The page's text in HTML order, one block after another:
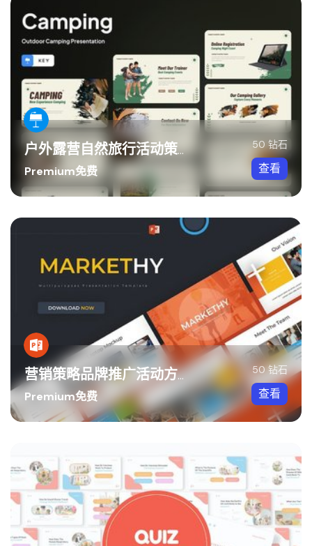
户外露营自然旅行活动策划Keynote模板
Premium免费
50 钻石
查看
营销策略品牌推广活动方案PPT模板
Premium免费
50 钻石
查看